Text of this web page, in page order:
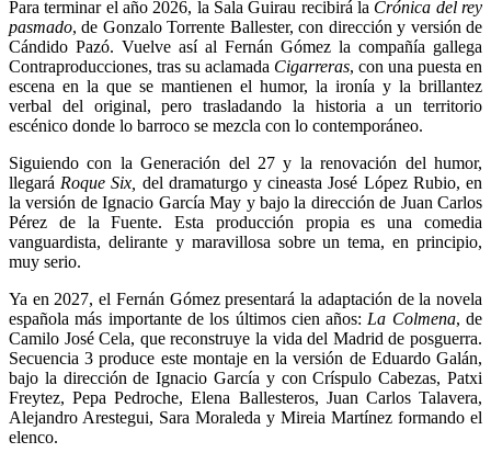
Para terminar el año 2026, la Sala Guirau recibirá la Crónica del rey
pasmado, de Gonzalo Torrente Ballester, con dirección y versión de
Cándido Pazó. Vuelve así al Fernán Gómez la compañía gallega
Contraproducciones, tras su aclamada Cigarreras, con una puesta en
escena en la que se mantienen el humor, la ironía y la brillantez
verbal del original, pero trasladando la historia a un territorio
escénico donde lo barroco se mezcla con lo contemporáneo.
Siguiendo con la Generación del 27 y la renovación del humor,
llegará Roque Six, del dramaturgo y cineasta José López Rubio, en
la versión de Ignacio García May y bajo la dirección de Juan Carlos
Pérez de la Fuente. Esta producción propia es una comedia
vanguardista, delirante y maravillosa sobre un tema, en principio,
muy serio.
Ya en 2027, el Fernán Gómez presentará la adaptación de la novela
española más importante de los últimos cien años: La Colmena, de
Camilo José Cela, que reconstruye la vida del Madrid de posguerra.
Secuencia 3 produce este montaje en la versión de Eduardo Galán,
bajo la dirección de Ignacio García y con Críspulo Cabezas, Patxi
Freytez, Pepa Pedroche, Elena Ballesteros, Juan Carlos Talavera,
Alejandro Arestegui, Sara Moraleda y Mireia Martínez formando el
elenco.